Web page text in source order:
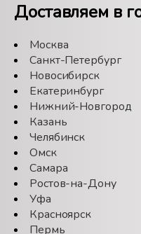
Доставляем в
Москва
Санкт-Петербург
Новосибирск
Екатеринбург
Нижний-Новгород
Казань
Челябинск
Омск
Самара
Ростов-на-Дону
Уфа
Красноярск
Пермь